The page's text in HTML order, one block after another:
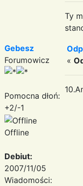
Ty
Gebesz
Forumowicz
Pomocna dłoń:
+2/-1
Offline
Debiut:
2007/11/05
Wiadomości:
«